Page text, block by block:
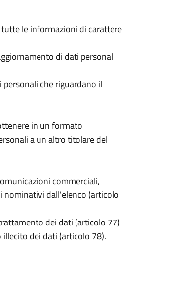
tutte le informazioni di carattere
di dati personali
che riguardano il
in un formato
a un altro titolare del
commerciali,
nominativi dall'elenco (articolo
dei dati (articolo 77)
dei dati (articolo 78).